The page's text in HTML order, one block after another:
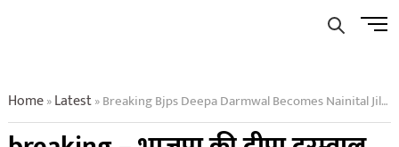
Menu
Home»Latest»Breaking Bjps Deepa Darmwal Becomes Nainital Jila Panchayat Adhyaksh